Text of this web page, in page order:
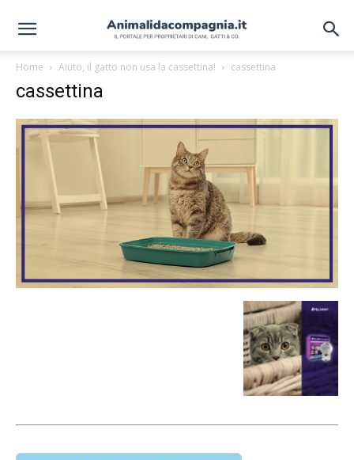
Home Aiuto, il gatto non usa la cassettina! cassettina
cassettina